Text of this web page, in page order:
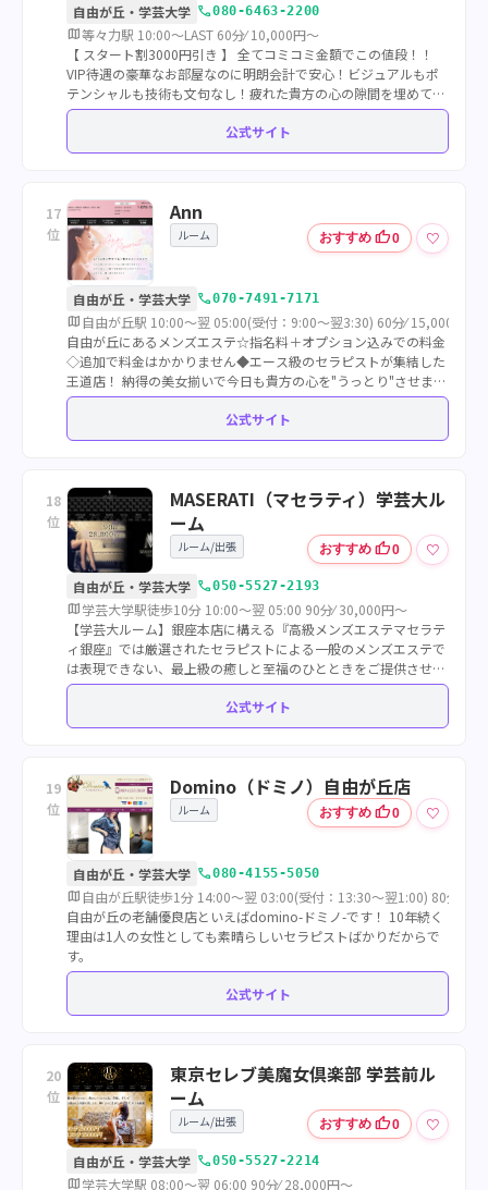
自由が丘・学芸大学 call080-6463-2200
map等々力駅 10:00～LAST 60分⁄ 10,000円～
【 スタート割3000円引き 】 全てコミコミ金額でこの値段！！
VIP待遇の豪華なお部屋なのに明朗会計で安心！ビジュアルもポ
テンシャルも技術も文句なし！疲れた貴方の心の隙間を埋めてく
れる子達を集めました！他との違いを是非ご期待ください
公式サイト
17
位
Ann
ルーム おすすめ thumb_up0 ♡
自由が丘・学芸大学 call070-7491-7171
map 自由が丘駅 10:00～翌 05:00(受付：9:00～翌3:30) 60分⁄ 15,000円～
自由が丘にあるメンズエステ☆指名料＋オプション込みでの料金
◇追加で料金はかかりません◆エース級のセラピストが集結した
王道店！ 納得の美女揃いで今日も貴方の心を"うっとり"させます
♪こだわり抜いた至極のわがまま、クオリティの高さをその目で
公式サイト
18
位
MASERATI（マセラティ）学芸大ル
ーム
ルーム/出張 おすすめ thumb_up0
♡
自由が丘・学芸大学 call050-5527-2193
map学芸大学駅徒歩10分 10:00～翌 05:00 90分⁄ 30,000円～
【学芸大ルーム】銀座本店に構える『高級メンズエステマセラテ
ィ銀座』では厳選されたセラピストによる一般のメンズエステで
は表現できない、最上級の癒しと至福のひとときをご提供させて
頂きます。
公式サイト
19
位
Domino（ドミノ）自由が丘店
ルーム おすすめ thumb_up0 ♡
自由が丘・学芸大学 call080-4155-5050
map 自由が丘駅徒歩1分 14:00～翌 03:00(受付：13:30～翌1:00) 80分⁄
自由が丘の老舗優良店といえばdomino-ドミノ-です！ 10年続く
理由は1人の女性としても素晴らしいセラピストばかりだからで
す。
公式サイト
20
位
東京セレブ美魔女倶楽部 学芸前ル
ーム
ルーム/出張 おすすめ thumb_up0
♡
自由が丘・学芸大学 call050-5527-2214
map学芸大学駅 08:00～翌 06:00 90分⁄ 28,000円～